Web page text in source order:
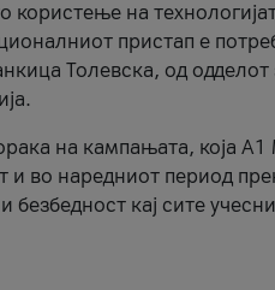
користење на
пристап е
Толевска, од одделот
на кампањата, која A1
во наредниот период
кај сите